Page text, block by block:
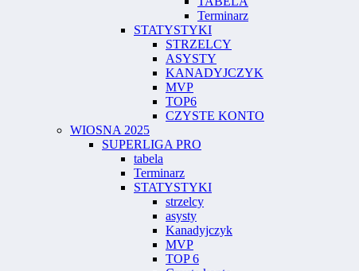
Terminarz
STATYSTYKI
STRZELCY
ASYSTY
KANADYJCZYK
MVP
TOP6
CZYSTE KONTO
WIOSNA 2025
SUPERLIGA PRO
tabela
Terminarz
STATYSTYKI
strzelcy
asysty
Kanadyjczyk
MVP
TOP 6